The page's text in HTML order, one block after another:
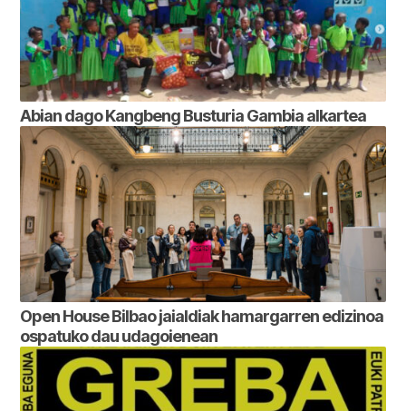
Abian dago Kangbeng Busturia Gambia alkartea
Open House Bilbao jaialdiak hamargarren edizinoa
ospatuko dau udagoienean